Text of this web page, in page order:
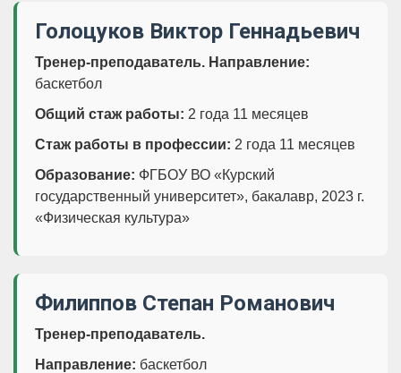
Голоцуков Виктор Геннадьевич
Тренер-преподаватель. Направление:
баскетбол
Общий стаж работы: 2 года 11 месяцев
Стаж работы в профессии: 2 года 11 месяцев
Образование: ФГБОУ ВО «Курский
государственный университет», бакалавр, 2023 г.
«Физическая культура»
Филиппов Степан Романович
Тренер-преподаватель.
Направление: баскетбол